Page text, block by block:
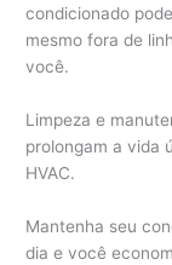
condicionado
mesmo fora de
você.
Limpeza e
prolongam a vida
HVAC.
Mantenha seu
dia e você